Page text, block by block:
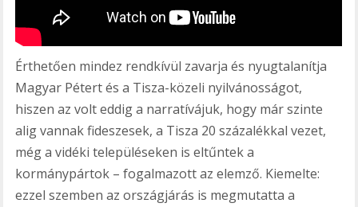
Érthetően mindez rendkívül zavarja és nyugtalanítja
Magyar Pétert és a Tisza-közeli nyilvánosságot,
hiszen az volt eddig a narratívájuk, hogy már szinte
alig vannak fideszesek, a Tisza 20 százalékkal vezet,
még a vidéki településeken is eltűntek a
kormánypártok – fogalmazott az elemző. Kiemelte:
ezzel szemben az országjárás is megmutatta a